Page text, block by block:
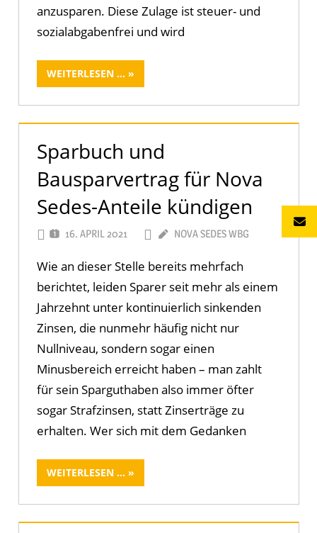
anzusparen. Diese Zulage ist steuer- und
sozialabgabenfrei und wird
WEITERLESEN ...
Sparbuch und
Bausparvertrag für Nova
Sedes-Anteile kündigen
16. APRIL 2021 NOVA SEDES WBG
Wie an dieser Stelle bereits mehrfach
berichtet, leiden Sparer seit mehr als einem
Jahrzehnt unter kontinuierlich sinkenden
Zinsen, die nunmehr häufig nicht nur
Nullniveau, sondern sogar einen
Minusbereich erreicht haben – man zahlt
für sein Sparguthaben also immer öfter
sogar Strafzinsen, statt Zinserträge zu
erhalten. Wer sich mit dem Gedanken
WEITERLESEN ...